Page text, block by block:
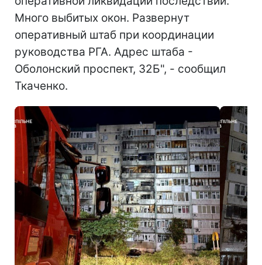
Много выбитых окон. Развернут
оперативный штаб при координации
руководства РГА. Адрес штаба -
Оболонский проспект, 32Б", - сообщил
Ткаченко.